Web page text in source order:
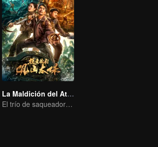
La Maldición del Ataúd Yin-Yang
El trío de saqueadores de tumbas irrumpe en la Montaña del Ataúd Wuxia.